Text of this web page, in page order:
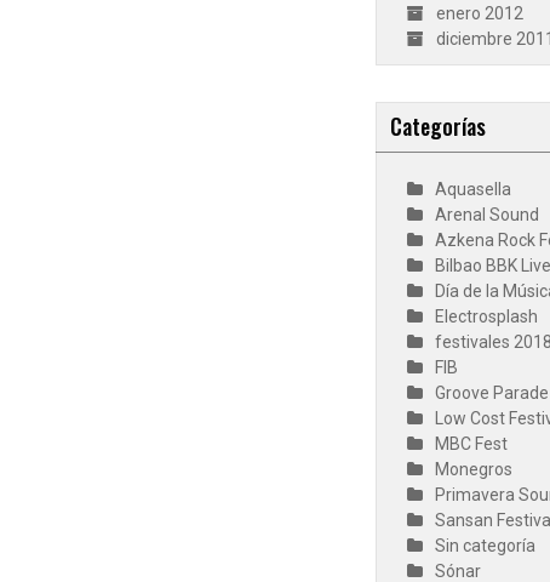
enero 2012
diciembre 2011
Categorías
Aquasella
Arenal Sound
Azkena Rock
Bilbao BBK Live
Día de la
Electrosplash
festivales 2018
FIB
Groove Parade
Low Cost
MBC Fest
Monegros
Primavera
Sansan Festival
Sin categoría
Sónar